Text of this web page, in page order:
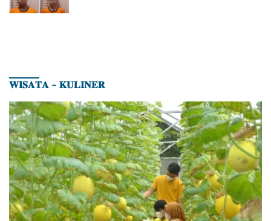
𝐖𝐈𝐒𝐀𝐓𝐀 – 𝐊𝐔𝐋𝐈𝐍𝐄𝐑